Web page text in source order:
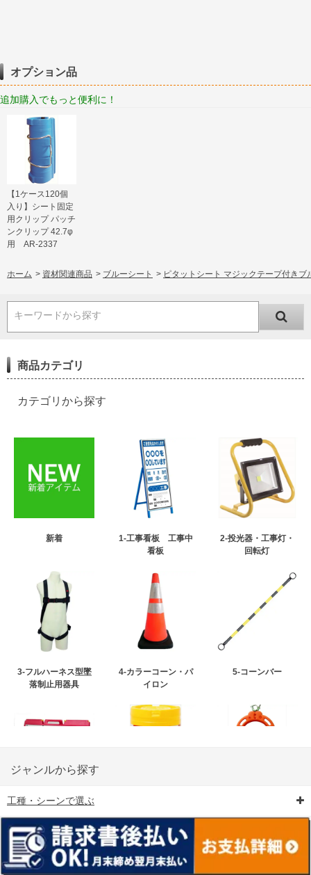
オプション品
追加購入でもっと便利に！
【1ケース120個
入り】シート固定
用クリップ パッチ
ンクリップ 42.7φ
用 AR-2337
ホーム > 資材関連商品 > ブルーシート > ピタットシート マジックテープ付きブ
キーワードから探す
商品カテゴリ
カテゴリから探す
新着
1-工事看板 工事中
看板
2-投光器・工事灯・
回転灯
3-フルハーネス型墜
落制止用器具
4-カラーコーン・パ
イロン
5-コーンバー
6-矢印板/LED矢印板
ンス
ジャンルから探す
工種・シーンで選ぶ